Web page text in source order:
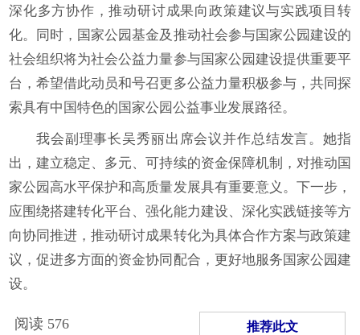
深化多方协作，推动研讨成果向政策建议与实践项目转
化。同时，国家公园基金及推动社会参与国家公园建设的
社会组织将为社会公益力量参与国家公园建设提供重要平
台，希望借此动员和号召更多公益力量积极参与，共同探
索具有中国特色的国家公园公益事业发展路径。
我会副理事长吴秀丽出席会议并作总结发言。她指
出，建立稳定、多元、可持续的资金保障机制，对推动国
家公园高水平保护和高质量发展具有重要意义。下一步，
应围绕搭建转化平台、强化能力建设、深化实践链接等方
向协同推进，推动研讨成果转化为具体合作方案与政策建
议，促进多方面的资金协同配合，更好地服务国家公园建
设。
阅读 576 推荐此文